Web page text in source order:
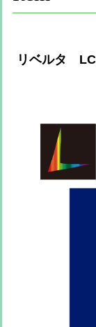
リベルタ